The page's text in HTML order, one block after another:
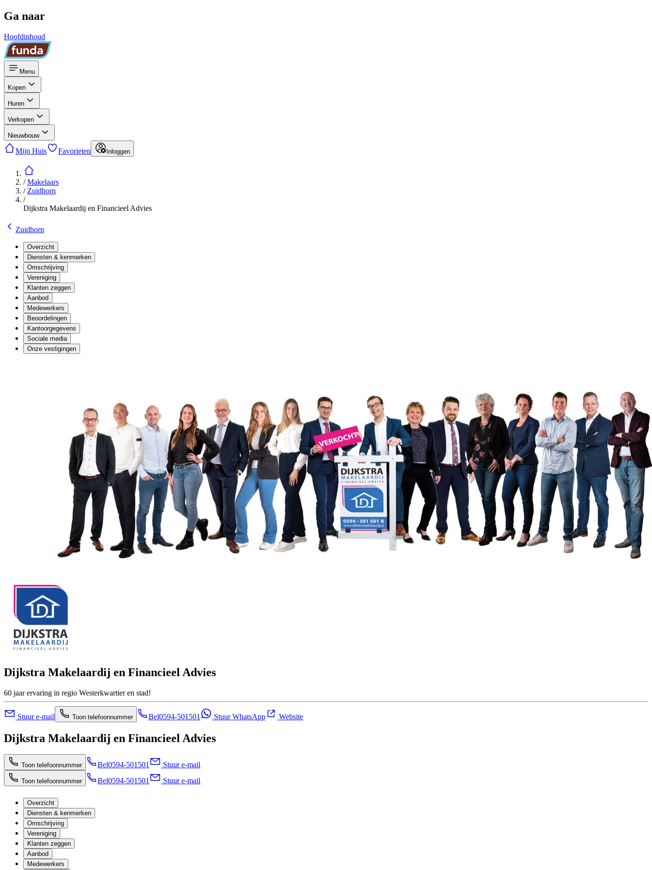
Ga naar
Hoofdinhoud
Menu
Kopen
Huren
Verkopen
Nieuwbouw
Mijn Huis Favorieten Inloggen
/Makelaars
/ Zuidhorn
/
Dijkstra Makelaardij en Financieel Advies
Zuidhorn
Overzicht
Diensten & kenmerken
Omschrijving
Vereniging
Klanten zeggen
Aanbod
Medewerkers
Beoordelingen
Kantoorgegevens
Sociale media
Onze vestigingen
Dijkstra Makelaardij en Financieel Advies
60 jaar ervaring in regio Westerkwartier en stad!
Stuur e-mail Toon telefoonnummer Bel0594-501501 Stuur WhatsApp Website
Dijkstra Makelaardij en Financieel Advies
Toon telefoonnummer Bel0594-501501 Stuur e-mail
Toon telefoonnummer Bel0594-501501 Stuur e-mail
Overzicht
Diensten & kenmerken
Omschrijving
Vereniging
Klanten zeggen
Aanbod
Medewerkers